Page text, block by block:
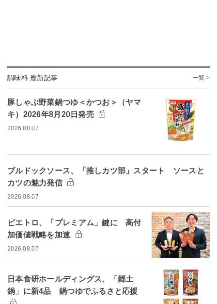
調味料 最新記事 一覧 >
豚しゃぶ野菜鍋つゆ＜かつお＞（ヤマ
キ）2026年8月20日発売
2026.08.07
ブルドックソース、「推しカツ部」スタート ソースと
カツの魅力発信
2026.08.07
ピエトロ、「プレミアム」鍵に 高付
加価値戦略を加速
2026.08.07
日本食研ホールディングス、「郷土
鍋」に新4品 鍋つゆでふるさと応援